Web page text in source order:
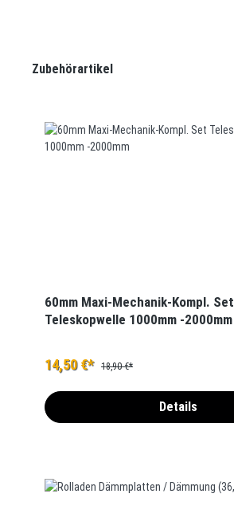
Produktgalerie überspringen
Zubehörartikel
60mm Maxi-Mechanik-Kompl. Set
Teleskopwelle 1000mm -2000mm
14,50 €* 18,90 €*
Details